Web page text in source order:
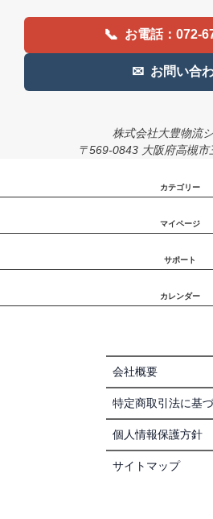
📞 お電話：072-
✉ お問い合
株式会社大豊物流
〒569-0843 大阪府高槻
カテゴリー
マイページ
サポート
カレンダー
会社概要
特定商取引法に基
個人情報保護方針
サイトマップ